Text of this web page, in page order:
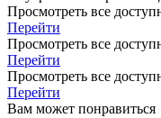
Просмотреть все
Перейти
Просмотреть все
Перейти
Просмотреть все
Перейти
Вам может понравиться